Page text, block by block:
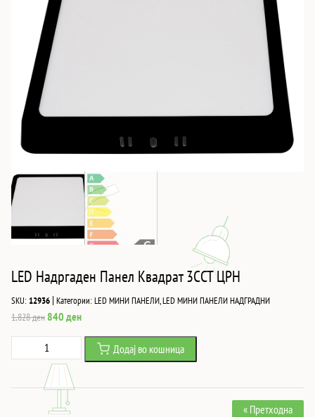
LED Надргаден Панел Квадрат 3CCT ЦРН
SKU:12936 | Категории:LED МИНИ ПАНЕЛИ,LED МИНИ ПАНЕЛИ НАДГРАДНИ
1,828ден Original
was:
1,828 ден.
840 денCurrent
840 ден.
Надргаден
Додај во кошница
« Претходна